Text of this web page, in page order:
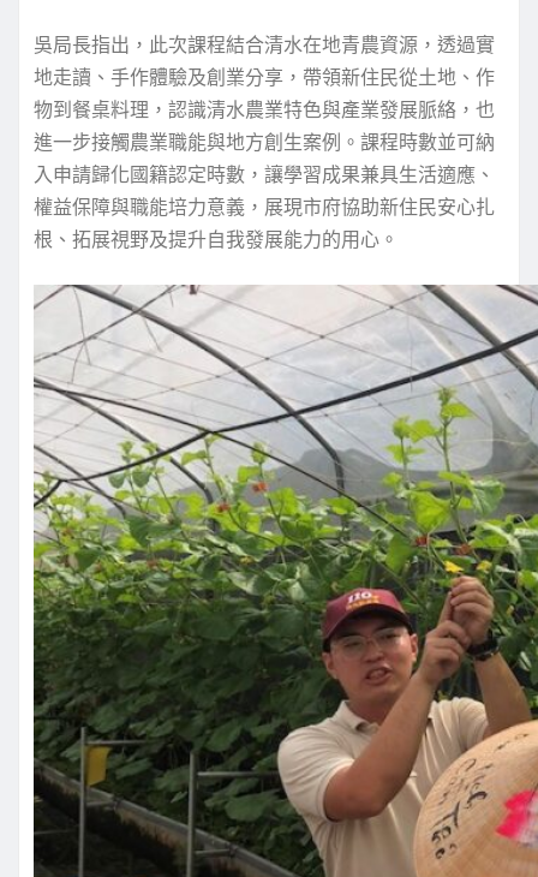
吳局長指出，此次課程結合清水在地青農資源，透過實
地走讀、手作體驗及創業分享，帶領新住民從土地、作
物到餐桌料理，認識清水農業特色與產業發展脈絡，也
進一步接觸農業職能與地方創生案例。課程時數並可納
入申請歸化國籍認定時數，讓學習成果兼具生活適應、
權益保障與職能培力意義，展現市府協助新住民安心扎
根、拓展視野及提升自我發展能力的用心。